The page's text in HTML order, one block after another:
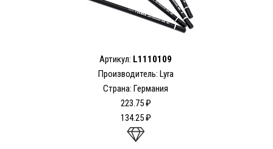
Артикул: L1110109
Производитель: Lyra
Страна: Германия
223.75 ₽
134.25 ₽